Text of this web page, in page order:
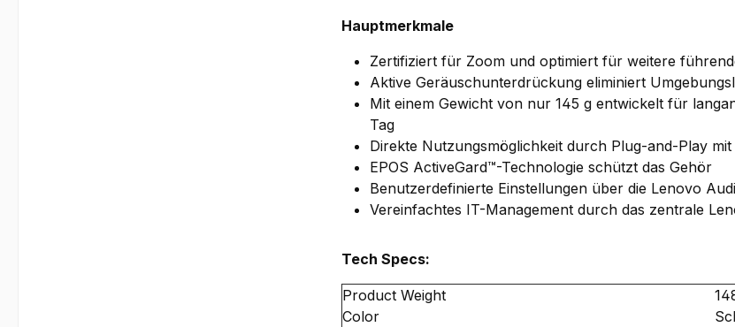
Hauptmerkmale
Zertifiziert für Zoom und optimiert für weitere
Aktive Geräuschunterdrückung eliminiert
Mit einem Gewicht von nur 145 g entwickelt für
Tag
Direkte Nutzungsmöglichkeit durch Plug-and-Play
EPOS ActiveGard™-Technologie schützt das Gehör
Benutzerdefinierte Einstellungen über die Lenovo
Vereinfachtes IT-Management durch das zentrale
Tech Specs:
Product Weight
Color